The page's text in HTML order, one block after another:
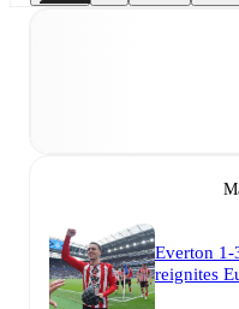
Everton 1-
reignites